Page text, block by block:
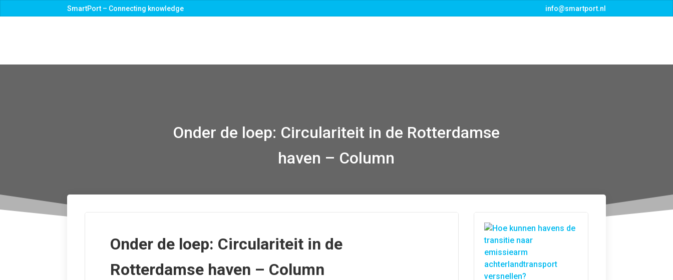
SmartPort – Connecting knowledge info@smartport.nl
Onder de loep: Circulariteit in de Rotterdamse
haven – Column
Onder de loep: Circulariteit in de
Rotterdamse haven – Column